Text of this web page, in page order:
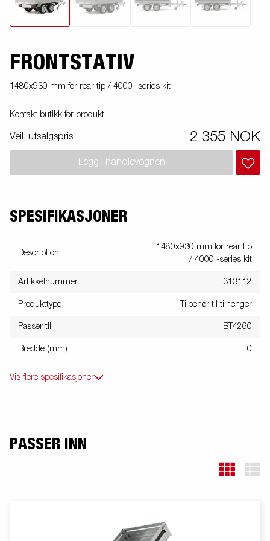
FRONTSTATIV
1480x930 mm for rear tip / 4000 -series kit
Kontakt butikk for produkt
Veil. utsalgspris 2 355 NOK
Legg i handlevognen
SPESIFIKASJONER
Description
1480x930 mm for rear tip
/ 4000 -series kit
Artikkelnummer 313112
Produkttype Tilbehør til tilhenger
Passer til BT4260
Bredde (mm) 0
Vis flere spesifikasjoner
PASSER INN